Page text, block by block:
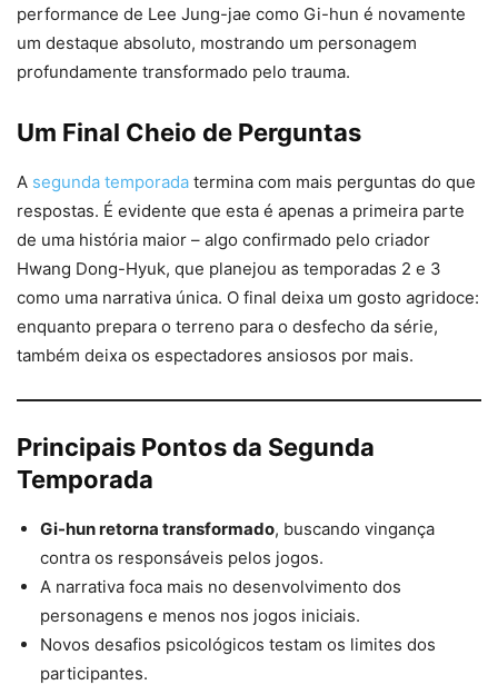
performance de Lee Jung-jae como Gi-hun é novamente
um destaque absoluto, mostrando um personagem
profundamente transformado pelo trauma.
Um Final Cheio de Perguntas
A segunda temporada termina com mais perguntas do que
respostas. É evidente que esta é apenas a primeira parte
de uma história maior – algo confirmado pelo criador
Hwang Dong-Hyuk, que planejou as temporadas 2 e 3
como uma narrativa única. O final deixa um gosto agridoce:
enquanto prepara o terreno para o desfecho da série,
também deixa os espectadores ansiosos por mais.
Principais Pontos da Segunda
Temporada
Gi-hun retorna transformado, buscando vingança
contra os responsáveis pelos jogos.
A narrativa foca mais no desenvolvimento dos
personagens e menos nos jogos iniciais.
Novos desafios psicológicos testam os limites dos
participantes.